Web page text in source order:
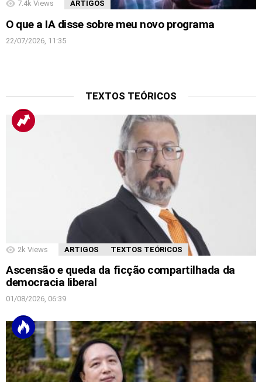
7.4k Views ARTIGOS
O que a IA disse sobre meu novo programa
22/07/2026, 11:35
TEXTOS TEÓRICOS
2k Views ARTIGOS TEXTOS TEÓRICOS
Ascensão e queda da ficção compartilhada da
democracia liberal
01/08/2026, 06:39